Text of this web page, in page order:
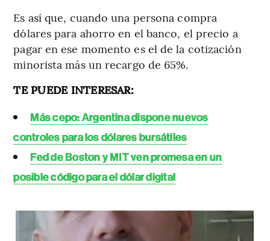
Es así que, cuando una persona compra
dólares para ahorro en el banco, el precio a
pagar en ese momento es el de la cotización
minorista más un recargo de 65%.
TE PUEDE INTERESAR:
Más cepo: Argentina dispone nuevos
controles para los dólares bursátiles
Fed de Boston y MIT ven promesa en un
posible código para el dólar digital